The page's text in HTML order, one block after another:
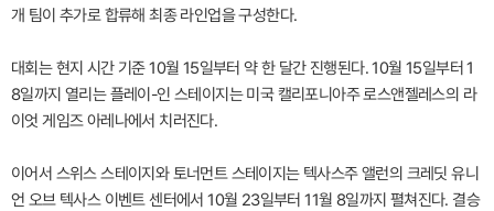
개 팀이 추가로 합류해 최종 라인업을 구성한다.
대회는 현지 시간 기준 10월 15일부터 약 한 달간 진행된다. 10월 15일부터 1
8일까지 열리는 플레이-인 스테이지는 미국 캘리포니아주 로스앤젤레스의 라
이엇 게임즈 아레나에서 치러진다.
이어서 스위스 스테이지와 토너먼트 스테이지는 텍사스주 앨런의 크레딧 유니
언 오브 텍사스 이벤트 센터에서 10월 23일부터 11월 8일까지 펼쳐진다. 결승